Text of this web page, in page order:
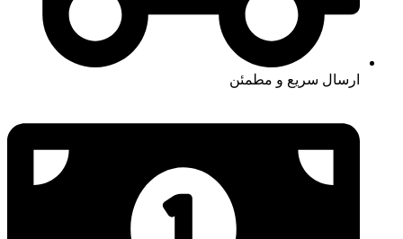
ارسال سریع و مطمئن